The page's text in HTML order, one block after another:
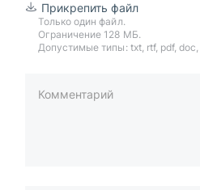
Прикрепить файл
Только один файл.
Ограничение 128 МБ.
Допустимые типы: txt, rtf, pdf,
Комментарий
пример: 89511234567 или